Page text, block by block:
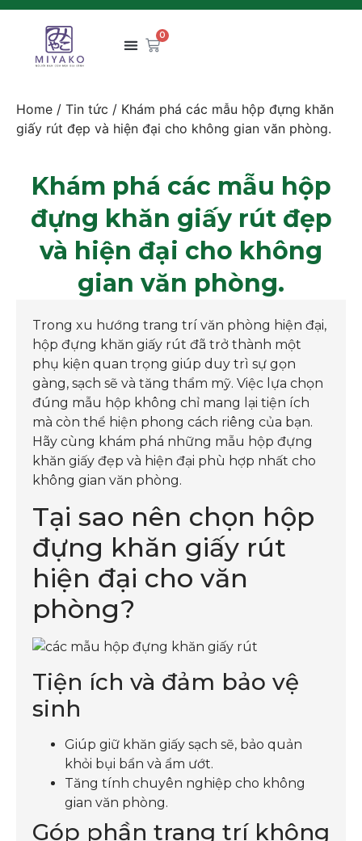
0
Home / Tin tức / Khám phá các mẫu hộp đựng khăn
giấy rút đẹp và hiện đại cho không gian văn phòng.
Khám phá các mẫu hộp
đựng khăn giấy rút đẹp
và hiện đại cho không
gian văn phòng.
Trong xu hướng trang trí văn phòng hiện đại,
hộp đựng khăn giấy rút đã trở thành một
phụ kiện quan trọng giúp duy trì sự gọn
gàng, sạch sẽ và tăng thẩm mỹ. Việc lựa chọn
đúng mẫu hộp không chỉ mang lại tiện ích
mà còn thể hiện phong cách riêng của bạn.
Hãy cùng khám phá những mẫu hộp đựng
khăn giấy đẹp và hiện đại phù hợp nhất cho
không gian văn phòng.
Tại sao nên chọn hộp
đựng khăn giấy rút
hiện đại cho văn
phòng?
Tiện ích và đảm bảo vệ
sinh
Giúp giữ khăn giấy sạch sẽ, bảo quản
khỏi bụi bẩn và ẩm ướt.
Tăng tính chuyên nghiệp cho không
gian văn phòng.
Góp phần trang trí không